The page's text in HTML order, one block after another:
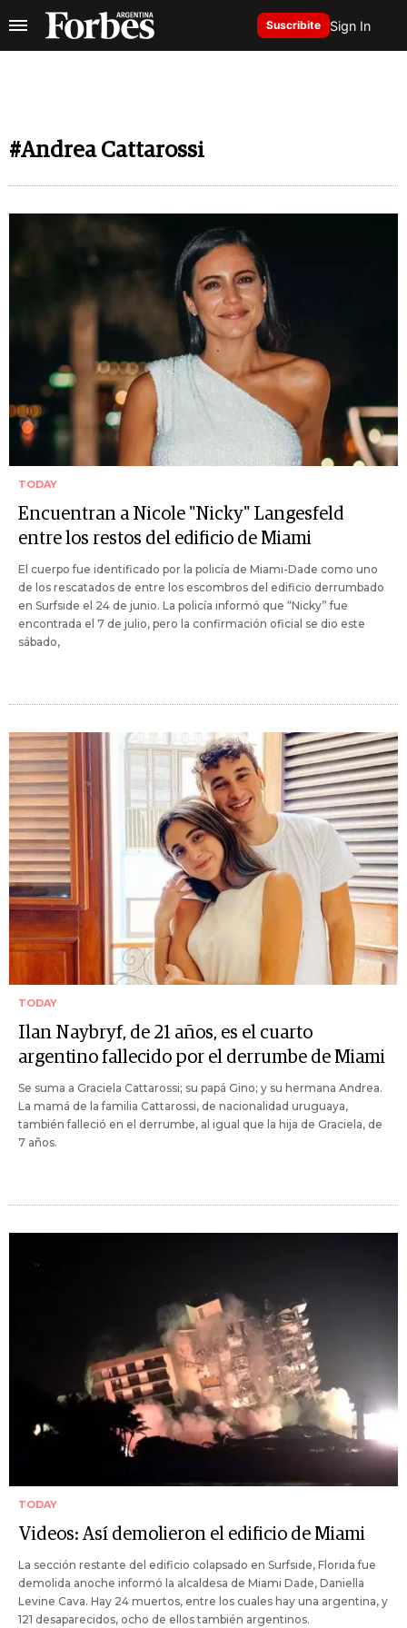
Suscribite Sign In
#Andrea Cattarossi
TODAY
Encuentran a Nicole "Nicky" Langesfeld
entre los restos del edificio de Miami
El cuerpo fue identificado por la policía de Miami-Dade como uno
de los rescatados de entre los escombros del edificio derrumbado
en Surfside el 24 de junio. La policía informó que “Nicky” fue
encontrada el 7 de julio, pero la confirmación oficial se dio este
sábado,
TODAY
Ilan Naybryf, de 21 años, es el cuarto
argentino fallecido por el derrumbe de Miami
Se suma a Graciela Cattarossi; su papá Gino; y su hermana Andrea.
La mamá de la familia Cattarossi, de nacionalidad uruguaya,
también falleció en el derrumbe, al igual que la hija de Graciela, de
7 años.
TODAY
Videos: Así demolieron el edificio de Miami
La sección restante del edificio colapsado en Surfside, Florida fue
demolida anoche informó la alcaldesa de Miami Dade, Daniella
Levine Cava. Hay 24 muertos, entre los cuales hay una argentina, y
121 desaparecidos, ocho de ellos también argentinos.